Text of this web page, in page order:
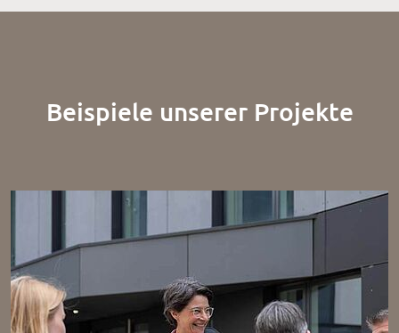
Beispiele unserer Projekte